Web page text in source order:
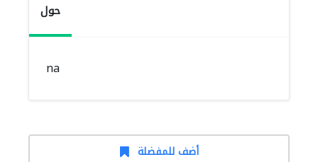
حول
na
أضف للمفضلة